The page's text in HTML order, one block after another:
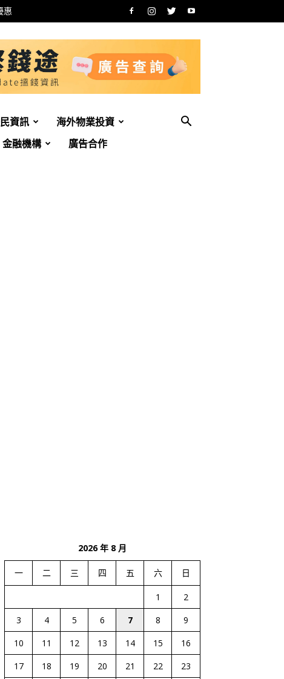
惠
資訊
海外物業投資
金融機構 廣告合作
2026 年 8 月
一 二 三 四 五 六 日
1
2
3
4 5 6 7 8
9
10
11 12 13 14 15
16
17
18 19 20 21 22
23